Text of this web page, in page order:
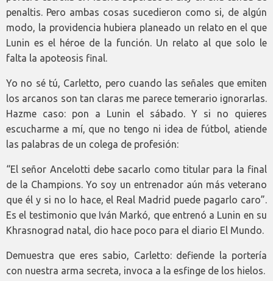
penaltis. Pero ambas cosas sucedieron como si, de algún
modo, la providencia hubiera planeado un relato en el que
Lunin es el héroe de la función. Un relato al que solo le
falta la apoteosis final.
Yo no sé tú, Carletto, pero cuando las señales que emiten
los arcanos son tan claras me parece temerario ignorarlas.
Hazme caso: pon a Lunin el sábado. Y si no quieres
escucharme a mí, que no tengo ni idea de fútbol, atiende
las palabras de un colega de profesión:
“El señor Ancelotti debe sacarlo como titular para la final
de la Champions. Yo soy un entrenador aún más veterano
que él y si no lo hace, el Real Madrid puede pagarlo caro”.
Es el testimonio que Iván Markó, que entrenó a Lunin en su
Khrasnograd natal, dio hace poco para el diario El Mundo.
Demuestra que eres sabio, Carletto: defiende la portería
con nuestra arma secreta, invoca a la esfinge de los hielos.